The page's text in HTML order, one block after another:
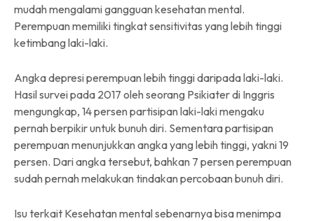
mudah mengalami gangguan kesehatan mental.
Perempuan memiliki tingkat sensitivitas yang lebih tinggi
ketimbang laki-laki.
Angka depresi perempuan lebih tinggi daripada laki-laki.
Hasil survei pada 2017 oleh seorang Psikiater di Inggris
mengungkap, 14 persen partisipan laki-laki mengaku
pernah berpikir untuk bunuh diri. Sementara partisipan
perempuan menunjukkan angka yang lebih tinggi, yakni 19
persen. Dari angka tersebut, bahkan 7 persen perempuan
sudah pernah melakukan tindakan percobaan bunuh diri.
Isu terkait Kesehatan mental sebenarnya bisa menimpa